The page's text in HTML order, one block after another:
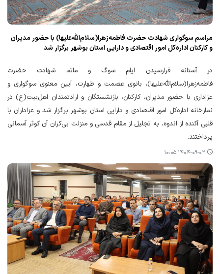
مراسم سوگواری شهادت حضرت فاطمه‌زهرا(سلام‌الله‌علیها) با حضور مدیران
و کارکنان اداره‌کل امور اقتصادی و دارایی استان بوشهر برگزار شد
در آستانه فرارسیدن ایام سوگ و ماتم شهادت حضرت
فاطمه‌زهرا(سلام‌الله‌علیها)، بانوی عصمت و طهارت، آیین معنوی سوگواری و
عزاداری با حضور مدیران، کارکنان، بازنشستگان و ارادتمندان اهل‌بیت(ع) در
نمازخانه اداره‌کل امور اقتصادی و دارایی استان بوشهر برگزار شد و عزاداران با
قلبی آکنده از اندوه، به تجلیل از مقام قدسی و منزلت بی‌کران آن کوثر آسمانی
پرداختند.
۱۴۰۴-۰۹-۰۲ ۱۰:۰۵